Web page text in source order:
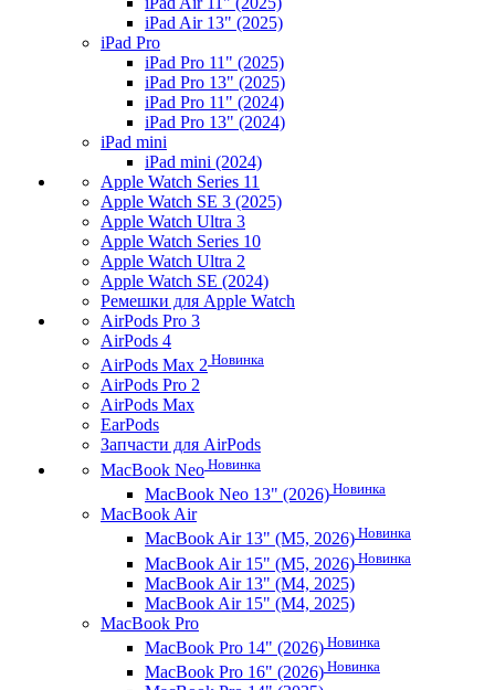
iPad Air 13" (2025)
iPad Pro
iPad Pro 11" (2025)
iPad Pro 13" (2025)
iPad Pro 11" (2024)
iPad Pro 13" (2024)
iPad mini
iPad mini (2024)
Apple Watch Series 11
Apple Watch SE 3 (2025)
Apple Watch Ultra 3
Apple Watch Series 10
Apple Watch Ultra 2
Apple Watch SE (2024)
Ремешки для Apple Watch
AirPods Pro 3
AirPods 4
AirPods Max 2 Новинка
AirPods Pro 2
AirPods Max
EarPods
Запчасти для AirPods
MacBook Neo Новинка
MacBook Neo 13" (2026) Новинка
MacBook Air
MacBook Air 13" (M5, 2026) Новинка
MacBook Air 15" (M5, 2026) Новинка
MacBook Air 13" (M4, 2025)
MacBook Air 15" (M4, 2025)
MacBook Pro
MacBook Pro 14" (2026) Новинка
MacBook Pro 16" (2026) Новинка